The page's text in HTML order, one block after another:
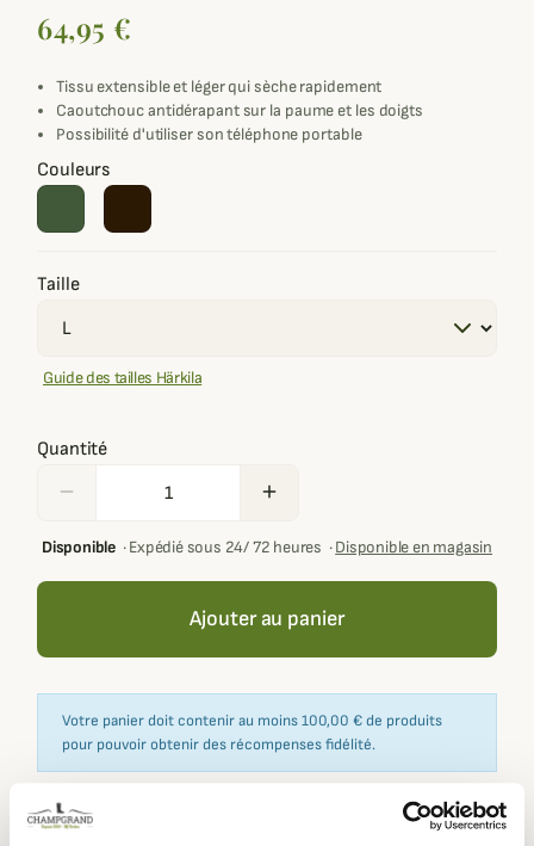
64,95 €
Tissu extensible et léger qui sèche rapidement
Caoutchouc antidérapant sur la paume et les doigts
Possibilité d'utiliser son téléphone portable
Couleurs
Taille
Guide des tailles Härkila
Quantité
remove add
Disponible·Expédié sous 24/ 72 heures ·Disponible en magasin
Ajouter au panier
Votre panier doit contenir au moins 100,00 € de produits
pour pouvoir obtenir des récompenses fidélité.